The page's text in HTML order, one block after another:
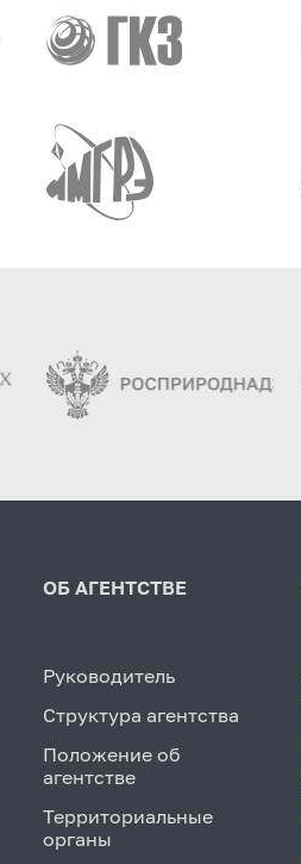
ОБ АГЕНТСТВЕ
Руководитель
Структура агентства
Положение об
агентстве
Территориальные
органы